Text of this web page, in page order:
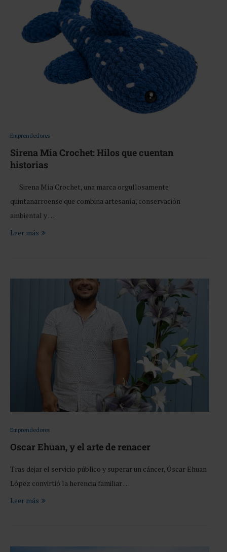
Emprendedores
Sirena Mia Crochet: Hilos que cuentan
historias
Sirena Mía Crochet, una marca orgullosamente
quintanarroense que combina artesanía, conservación
ambiental y …
Leer más
Emprendedores
Oscar Ehuan, y el arte de renacer
Tras dejar el servicio público y superar un cáncer, Óscar Ehuan
López convirtió la herencia familiar …
Leer más